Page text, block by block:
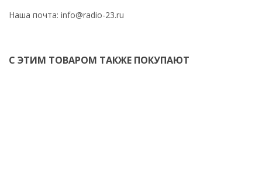
Наша почта: info@radio-23.ru
С ЭТИМ ТОВАРОМ ТАКЖЕ ПОКУПАЮТ